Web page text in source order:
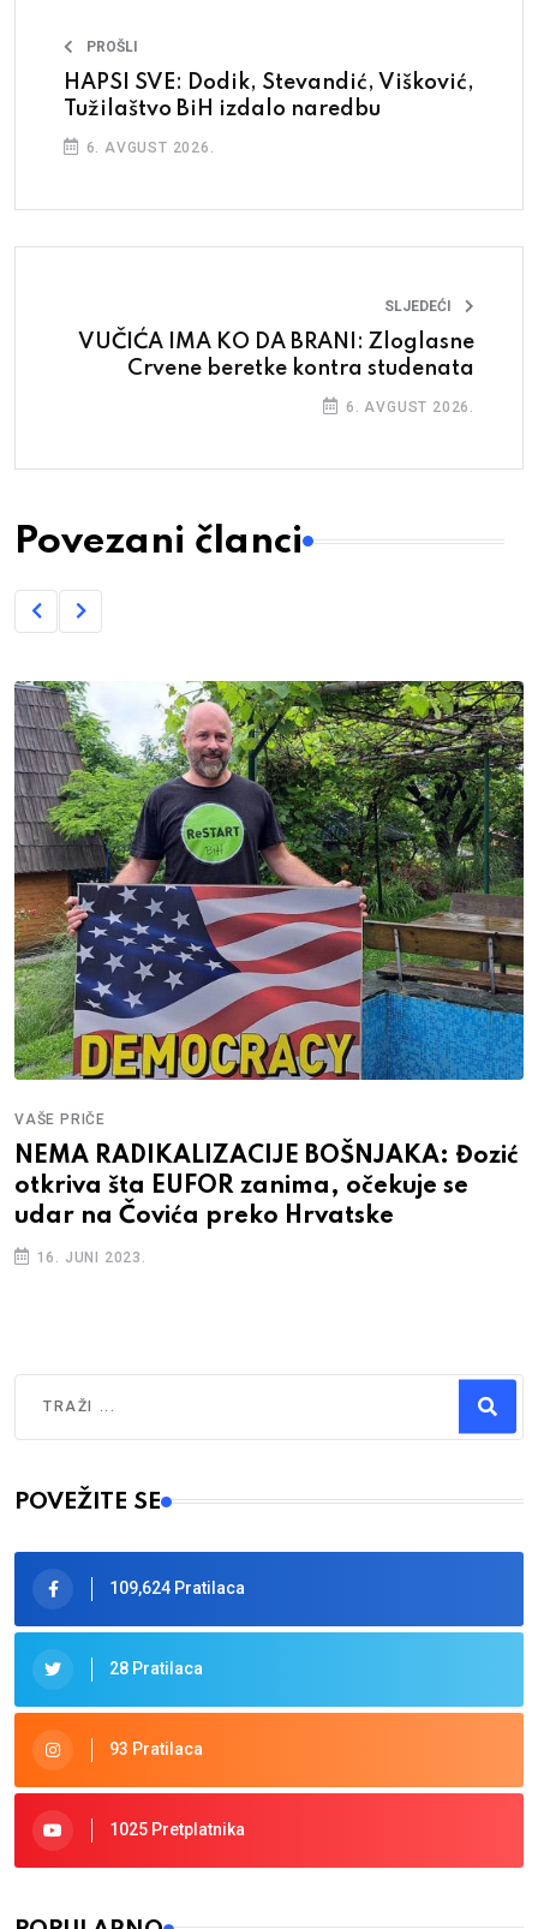
PROŠLI
HAPSI SVE: Dodik, Stevandić, Višković,
Tužilaštvo BiH izdalo naredbu
6. AVGUST 2026.
SLJEDEĆI
VUČIĆA IMA KO DA BRANI: Zloglasne
Crvene beretke kontra studenata
6. AVGUST 2026.
Povezani članci
VAŠE PRIČE
NEMA RADIKALIZACIJE BOŠNJAKA: Đozić
otkriva šta EUFOR zanima, očekuje se
udar na Čovića preko Hrvatske
16. JUNI 2023.
Type 2 or more characters for results.
POVEŽITE SE
109,624 Pratilaca
28 Pratilaca
93 Pratilaca
1025 Pretplatnika